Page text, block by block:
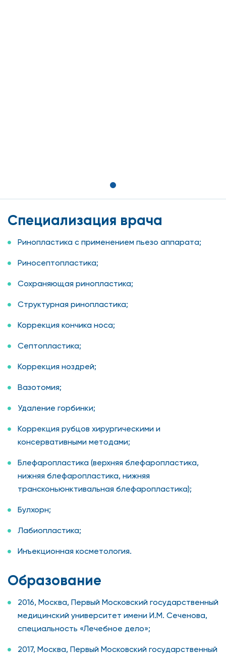
Специализация врача
Ринопластика с применением пьезо аппарата;
Риносептопластика;
Сохраняющая ринопластика;
Структурная ринопластика;
Коррекция кончика носа;
Септопластика;
Коррекция ноздрей;
Вазотомия;
Удаление горбинки;
Коррекция рубцов хирургическими и
консервативными методами;
Блефаропластика (верхняя блефаропластика,
нижняя блефаропластика, нижняя
трансконьюнктивальная блефаропластика);
Булхорн;
Лабиопластика;
Инъекционная косметология.
Образование
2016, Москва, Первый Московский государственный
медицинский университет имени И.М. Сеченова,
специальность «Лечебное дело»;
2017, Москва, Первый Московский государственный